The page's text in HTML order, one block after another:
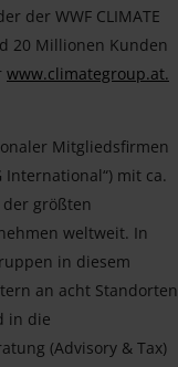
der WWF CLIMATE
20 Millionen Kunden
www.climategroup.at.
Mitgliedsfirmen
International“) mit ca.
größten
weltweit. In
in diesem
an acht Standorten
in die
(Advisory & Tax)